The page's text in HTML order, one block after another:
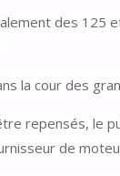
des 125
la cour des
repensés, le
de